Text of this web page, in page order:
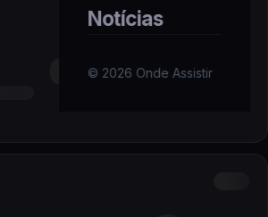
Notícias
© 2026 Onde Assistir